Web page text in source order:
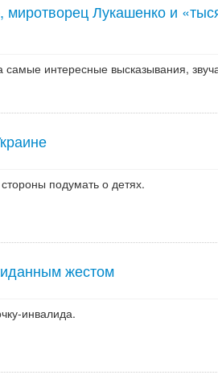
Лукашенко и
самые интересные высказывания,
подумать о детях.
жестом
инвалида.